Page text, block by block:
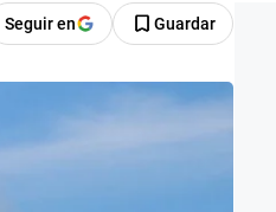
Seguir en Guardar